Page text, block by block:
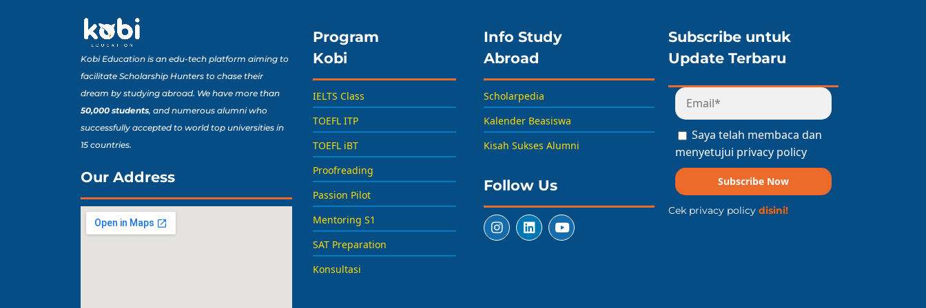
Kobi Education is an edu-tech platform aiming to
facilitate Scholarship Hunters to chase their
dream by studying abroad. We have more than
50,000 students, and numerous alumni who
successfully accepted to world top universities in
15 countries.
Our Address
Program
Kobi
IELTS Class
TOEFL ITP
TOEFL iBT
Proofreading
Passion Pilot
Mentoring S1
SAT Preparation
Konsultasi
Info Study
Abroad
Scholarpedia
Kalender Beasiswa
Kisah Sukses Alumni
Follow Us
Subscribe untuk
Update Terbaru
Saya telah membaca dan
menyetujui privacy policy
Subscribe Now
Cek privacy policy disini!